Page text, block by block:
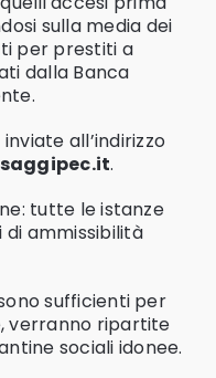
sulla media dei
per prestiti a
dalla Banca
all’indirizzo
.
tutte le istanze
di ammissibilità
sufficienti per
verranno ripartite
sociali idonee.